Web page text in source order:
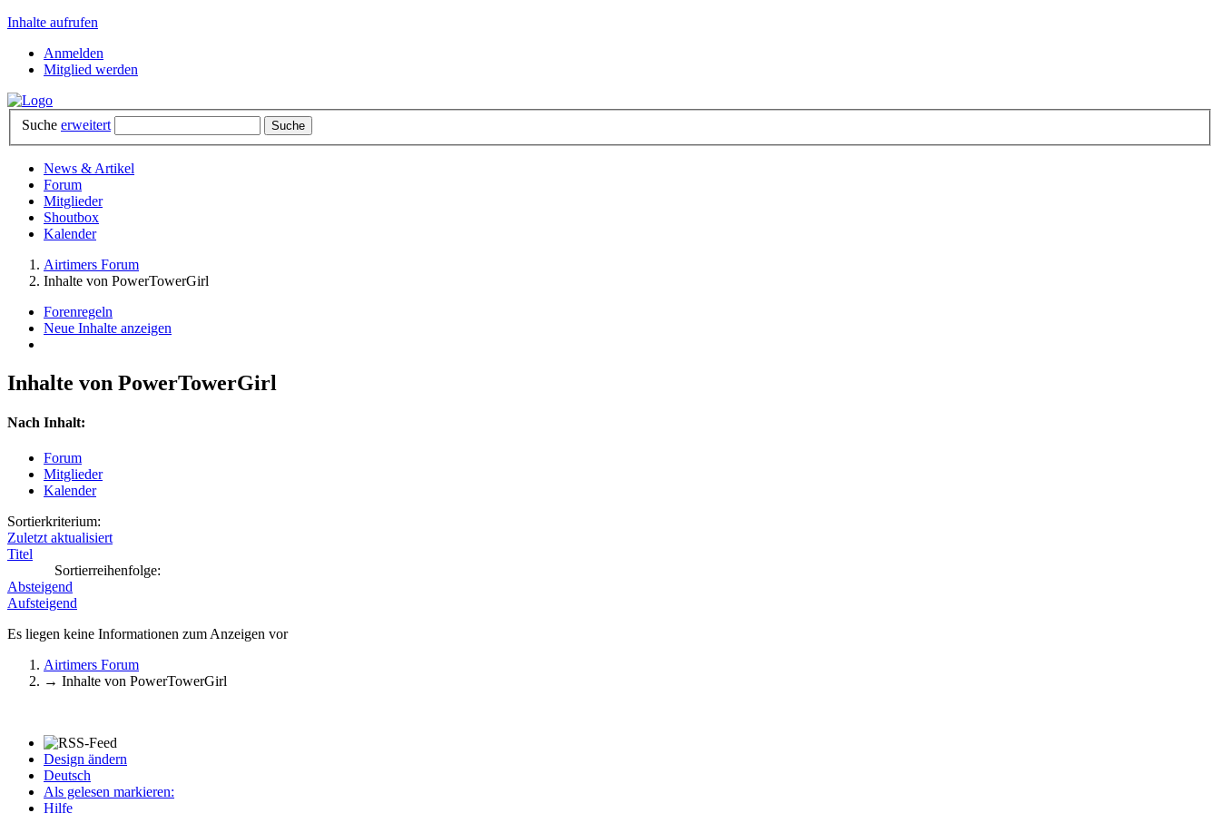
Inhalte aufrufen
Anmelden
Mitglied werden
Suche erweitert
News & Artikel
Forum
Mitglieder
Shoutbox
Kalender
Airtimers Forum
Inhalte von PowerTowerGirl
Forenregeln
Neue Inhalte anzeigen
Inhalte von PowerTowerGirl
Nach Inhalt:
Forum
Mitglieder
Kalender
Sortierkriterium:
Zuletzt aktualisiert
Titel
Sortierreihenfolge:
Absteigend
Aufsteigend
Es liegen keine Informationen zum Anzeigen vor
Airtimers Forum
→ Inhalte von PowerTowerGirl
Design ändern
Deutsch
Als gelesen markieren:
Hilfe